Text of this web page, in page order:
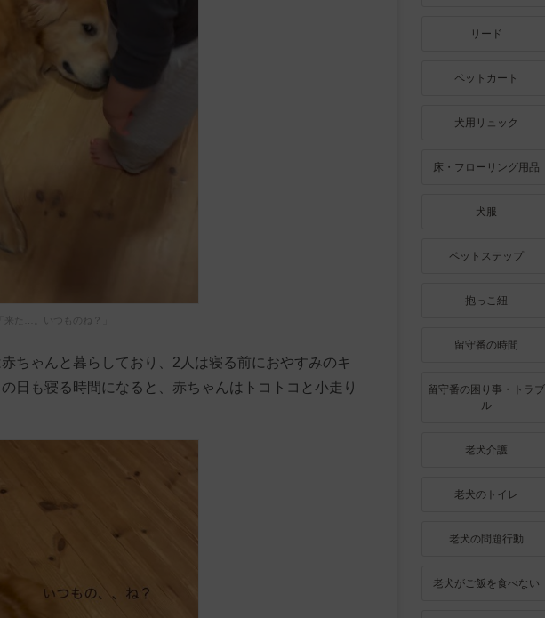
来た…。いつものね？」
ちゃんと暮らしており、2人は寝る前におやすみのキ
日も寝る時間になると、赤ちゃんはトコトコと小走り
リード
ペットカート
犬用リュック
床・フローリング用品
犬服
ペットステップ
抱っこ紐
留守番の時間
留守番の困り事・トラブ
ル
老犬介護
老犬のトイレ
老犬の問題行動
老犬がご飯を食べない